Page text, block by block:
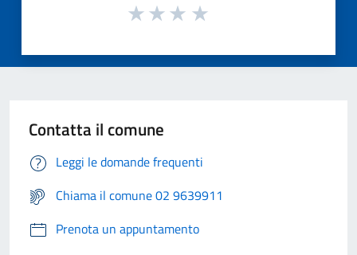
Contatta il comune
Leggi le domande frequenti
Chiama il comune 02 9639911
Prenota un appuntamento